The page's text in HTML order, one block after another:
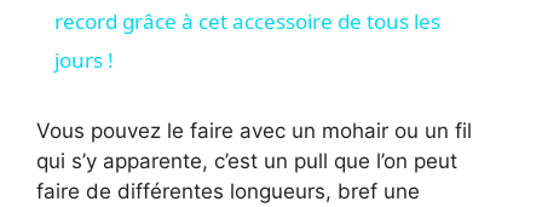
a
V
record grâce à cet accessoire de tous les
jours !
Vous pouvez le faire avec un mohair ou un fil
qui s’y apparente, c’est un pull que l’on peut
faire de différentes longueurs, bref une